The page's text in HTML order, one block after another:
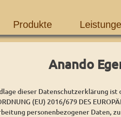
Produkte
Anando
dieser Datenschutzerklärung ist
(EU) 2016/679 DES
personenbezogener Daten,